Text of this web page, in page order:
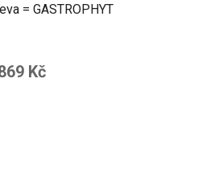
= GASTROPHYT
Kč